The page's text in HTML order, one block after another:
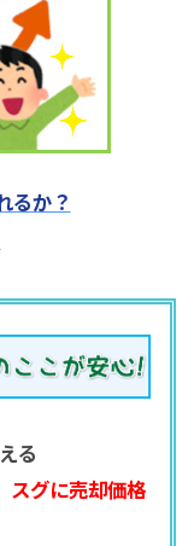
るか？
る
スグに売却価格